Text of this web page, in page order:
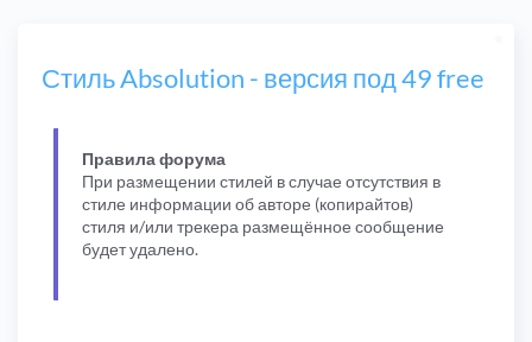
Стиль Absolution - версия под 49 free
Правила форума
При размещении стилей в случае отсутствия в
стиле информации об авторе (копирайтов)
стиля и/или трекера размещённое сообщение
будет удалено.